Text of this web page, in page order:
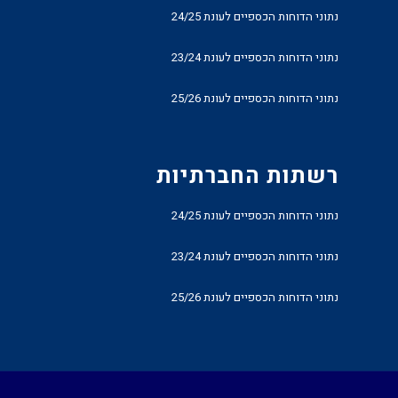
נתוני הדוחות הכספיים לעונת 24/25
נתוני הדוחות הכספיים לעונת 23/24
נתוני הדוחות הכספיים לעונת 25/26
רשתות החברתיות
נתוני הדוחות הכספיים לעונת 24/25
נתוני הדוחות הכספיים לעונת 23/24
נתוני הדוחות הכספיים לעונת 25/26